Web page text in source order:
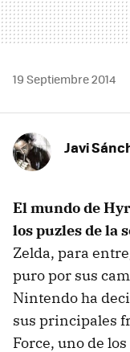
19 Septiembre 2014
Javi
El mundo de
los puzles de la
Zelda, para
puro por sus
Nintendo ha
sus principales
Force, uno de